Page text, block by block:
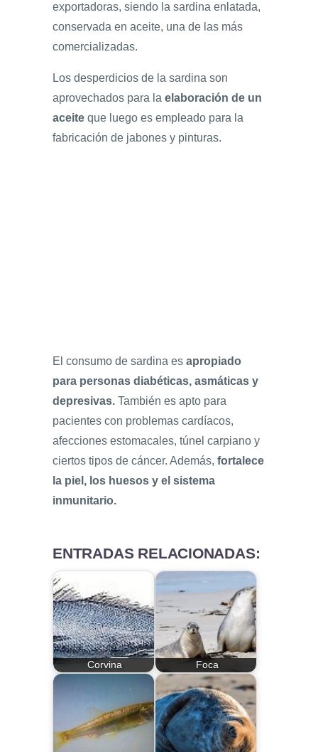
exportadoras, siendo la sardina enlatada,
conservada en aceite, una de las más
comercializadas.
Los desperdicios de la sardina son
aprovechados para la elaboración de un
aceite que luego es empleado para la
fabricación de jabones y pinturas.
El consumo de sardina es apropiado
para personas diabéticas, asmáticas y
depresivas. También es apto para
pacientes con problemas cardíacos,
afecciones estomacales, túnel carpiano y
ciertos tipos de cáncer. Además, fortalece
la piel, los huesos y el sistema
inmunitario.
ENTRADAS RELACIONADAS:
Corvina Foca